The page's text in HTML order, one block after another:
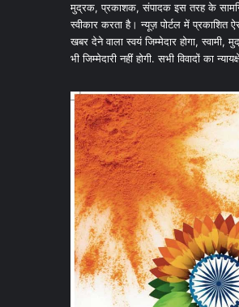
मुद्रक, प्रकाशक, संपादक इस तरह के
स्वीकार करता है। न्यूज़ पोर्टल में प्रकाशित
खबर देने वाला स्वयं जिम्मेदार होगा,
भी जिम्मेदारी नहीं होगी. सभी विवादों का